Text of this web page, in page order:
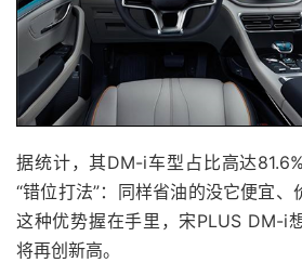
据统计，其DM-i车型占比高达
“错位打法”：同样省油的没它便宜、
这种优势握在手里，宋PLUS DM-i
将再创新高。